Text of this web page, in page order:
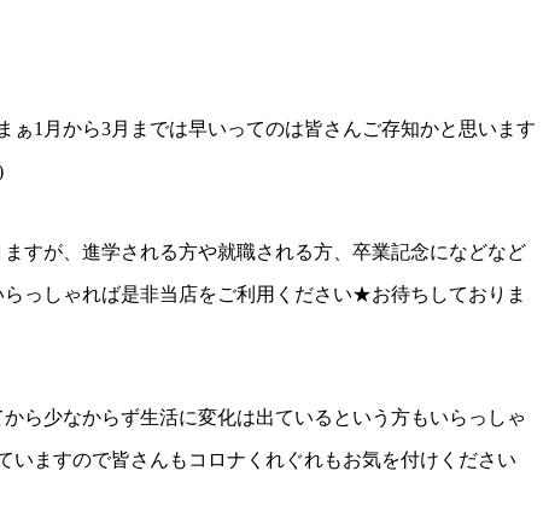
ぁ1月から3月までは早いってのは皆さんご存知かと思います
すが、進学される方や就職される方、卒業記念になどなど
っしゃれば是非当店をご利用ください★お待ちしておりま
ら少なからず生活に変化は出ているという方もいらっしゃ
いますので皆さんもコロナくれぐれもお気を付けください